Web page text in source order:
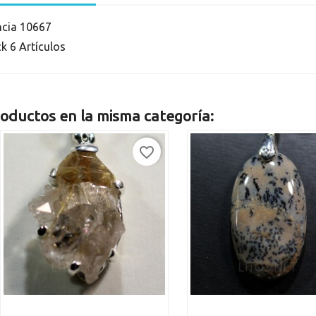
10667
6 Artículos
en la misma categoría:
favorite_border